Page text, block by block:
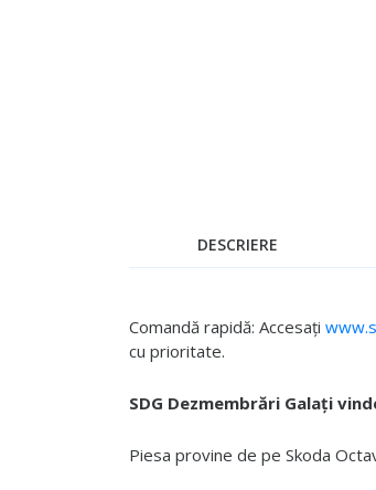
DESCRIERE
Comandă rapidă: Accesați
cu prioritate.
SDG Dezmembrări Galați
Piesa provine de pe Skoda